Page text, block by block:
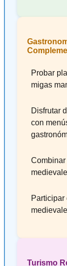
Probar
migas
Disfrutar
con
Turismo